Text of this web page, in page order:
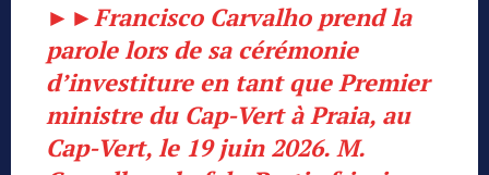
►►Francisco Carvalho prend la
parole lors de sa cérémonie
d’investiture en tant que Premier
ministre du Cap-Vert à Praia, au
Cap-Vert, le 19 juin 2026. M.